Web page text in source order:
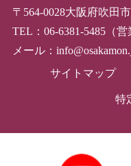
〒564-0028大阪府吹田
TEL：06-6381-5485（
メール：
サイトマップ
特